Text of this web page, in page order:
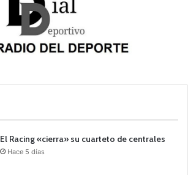
El Racing «cierra» su cuarteto de centrales
Hace 5 días